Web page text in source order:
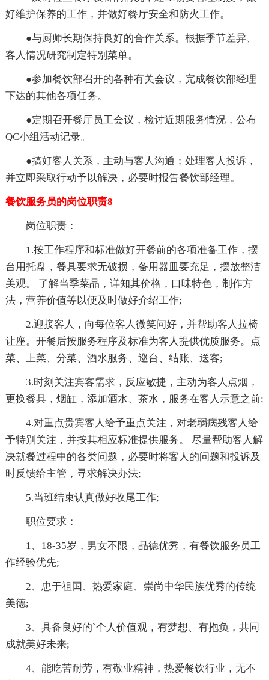
好维护保养的工作，并做好餐厅安全和防火工作。
●与厨师长期保持良好的合作关系。根据季节差异、
客人情况研究制定特别菜单。
●参加餐饮部召开的各种有关会议，完成餐饮部经理
下达的其他各项任务。
●定期召开餐厅员工会议，检讨近期服务情况，公布
QC小组活动记录。
●搞好客人关系，主动与客人沟通；处理客人投诉，
并立即采取行动予以解决，必要时报告餐饮部经理。
餐饮服务员的岗位职责8
岗位职责：
1.按工作程序和标准做好开餐前的各项准备工作，摆
台用托盘，餐具要求无破损，备用器皿要充足，摆放整洁
美观。 了解当季菜品，详知其价格，口味特色，制作方
法，营养价值等以便及时做好介绍工作;
2.迎接客人，向每位客人微笑问好，并帮助客人拉椅
让座。开餐后按服务程序及标准为客人提供优质服务。点
菜、上菜、分菜、酒水服务、巡台、结账、送客;
3.时刻关注宾客需求，反应敏捷，主动为客人点烟，
更换餐具，烟缸，添加酒水、茶水，服务在客人示意之前;
4.对重点贵宾客人给予重点关注，对老弱病残客人给
予特别关注，并按其相应标准提供服务。 尽量帮助客人解
决就餐过程中的各类问题，必要时将客人的问题和投诉及
时反馈给主管，寻求解决办法;
5.当班结束认真做好收尾工作;
职位要求：
1、18-35岁，男女不限，品德优秀，有餐饮服务员工
作经验优先;
2、忠于祖国、热爱家庭、崇尚中华民族优秀的传统
美德;
3、具备良好的`个人价值观，有梦想、有抱负，共同
成就美好未来;
4、能吃苦耐劳，有敬业精神，热爱餐饮行业，无不